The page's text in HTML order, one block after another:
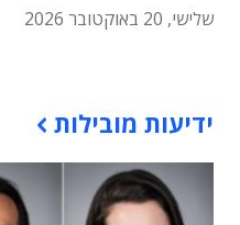
שלישי, 20 באוקטובר 2026
ידיעות מובילות